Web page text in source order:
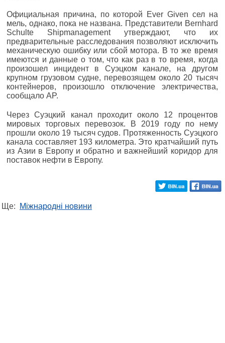
Официальная причина, по которой Ever Given сел на
мель, однако, пока не названа. Представители Bernhard
Schulte Shipmanagement утверждают, что их
предварительные расследования позволяют исключить
механическую ошибку или сбой мотора. В то же время
имеются и данные о том, что как раз в то время, когда
произошел инцидент в Суэцком канале, на другом
крупном грузовом судне, перевозящем около 20 тысяч
контейнеров, произошло отключение электричества,
сообщало AP.
Через Суэцкий канал проходит около 12 процентов
мировых торговых перевозок. В 2019 году по нему
прошли около 19 тысяч судов. Протяженность Суэцкого
канала составляет 193 километра. Это кратчайший путь
из Азии в Европу и обратно и важнейший коридор для
поставок нефти в Европу.
Ще: Міжнародні новини